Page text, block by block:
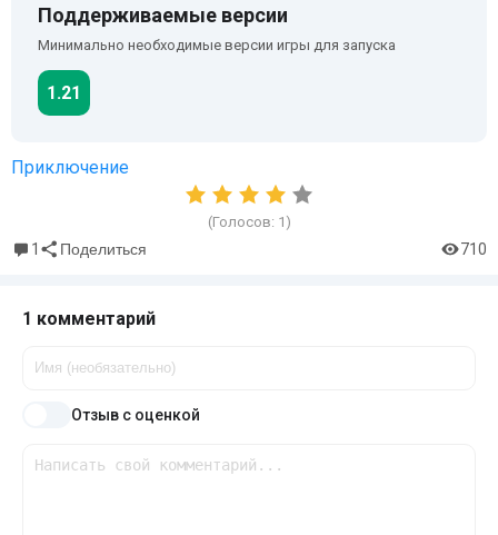
Поддерживаемые версии
Минимально необходимые версии игры для запуска
1.21
Приключение
(Голосов: 1 )
1 Поделиться 710
1 комментарий
Отзыв с оценкой